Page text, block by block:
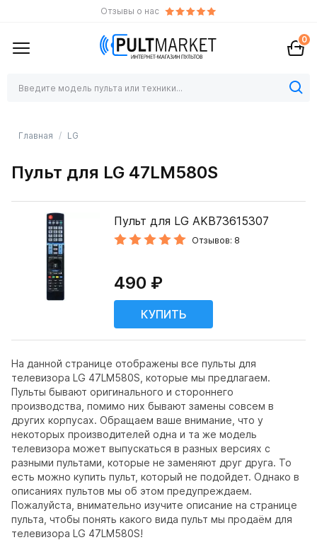
Отзывы о нас
0
Главная LG
Пульт для LG 47LM580S
На данной странице отображены все пульты для
телевизора LG 47LM580S, которые мы предлагаем.
Пульты бывают оригинального и стороннего
производства, помимо них бывают замены совсем в
других корпусах. Обращаем ваше внимание, что у
некоторых производителей одна и та же модель
телевизора может выпускаться в разных версиях с
разными пультами, которые не заменяют друг друга. То
есть можно купить пульт, который не подойдет. Однако в
описаниях пультов мы об этом предупреждаем.
Пожалуйста, внимательно изучите описание на странице
пульта, чтобы понять какого вида пульт мы продаём для
телевизора LG 47LM580S!
Пульт для LG AKB73615307
Отзывов: 8
490 ₽